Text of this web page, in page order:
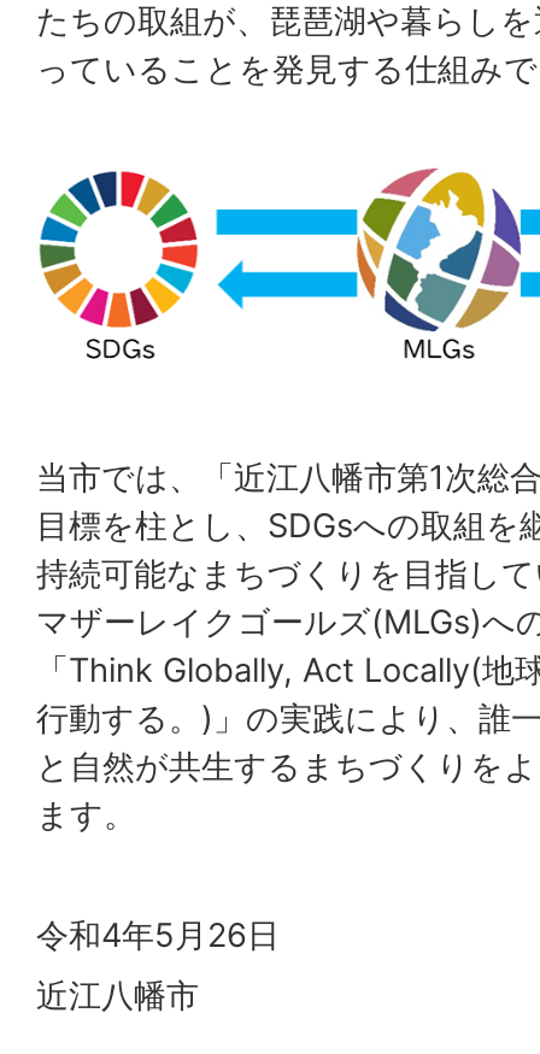
たちの取組が、琵琶湖や暮らし
っていることを発見する仕組み
当市では、「近江八幡市第1次総
目標を柱とし、SDGsへの取組を
持続可能なまちづくりを目指し
マザーレイクゴールズ(MLGs)へ
「Think Globally, Act Locally(地
行動する。)」の実践により、誰
と自然が共生するまちづくりを
ます。
令和4年5月26日
近江八幡市